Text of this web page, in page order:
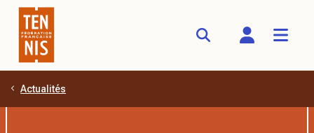
Aller au contenu principal
Actualités